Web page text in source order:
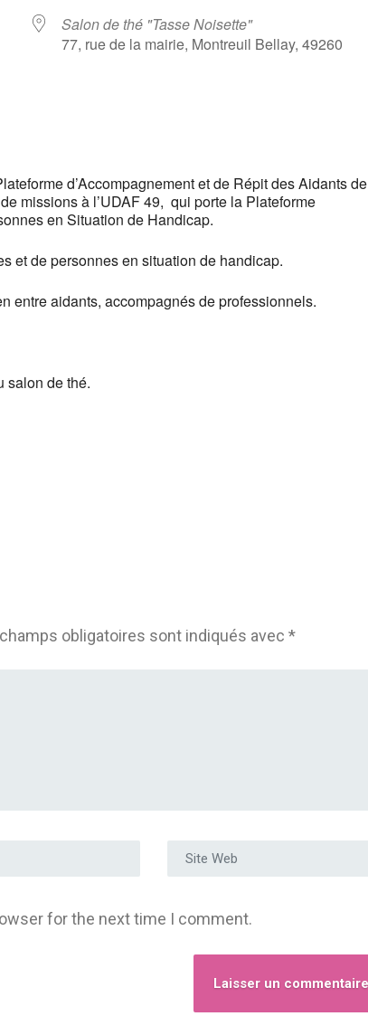
Salon de thé "Tasse Noisette"
77, rue de la mairie, Montreuil Bellay, 49260
d’Accompagnement et de Répit des Aidants de
missions à l’UDAF 49, qui porte la Plateforme
en Situation de Handicap.
et de personnes en situation de handicap.
entre aidants, accompagnés de professionnels.
salon de thé.
obligatoires sont indiqués avec *
Site Web
for the next time I comment.